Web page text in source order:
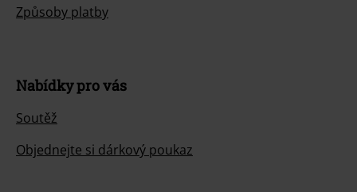
Způsoby platby
Nabídky pro vás
Soutěž
Objednejte si dárkový poukaz